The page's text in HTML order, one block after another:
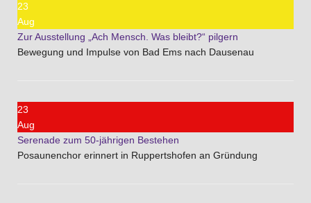
23
Aug
Zur Ausstellung „Ach Mensch. Was bleibt?“ pilgern
Bewegung und Impulse von Bad Ems nach Dausenau
23
Aug
Serenade zum 50-jährigen Bestehen
Posaunenchor erinnert in Ruppertshofen an Gründung